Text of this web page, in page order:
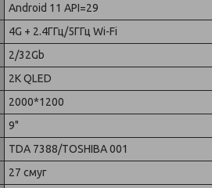
Android 11 API=29
4G + 2.4ГГц/5ГГц Wi-Fi
2/32Gb
2K QLED
2000*1200
9"
TDA 7388/TOSHIBA 001
27 смуг